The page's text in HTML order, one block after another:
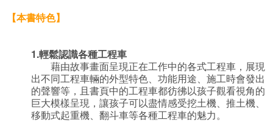
【本書特色】
1.輕鬆認識各種工程車
藉由故事畫面呈現正在工作中的各式工程車，展現
出不同工程車輛的外型特色、功能用途、施工時會發出
的聲響等，且書頁中的工程車都彷彿以孩子觀看視角的
巨大模樣呈現，讓孩子可以盡情感受挖土機、推土機、
移動式起重機、翻斗車等各種工程車的魅力。